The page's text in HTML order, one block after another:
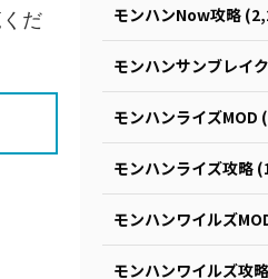
だ
モンハンNow攻略
モンハンサンブレイ
モンハンライズMOD
モンハンライズ攻略
モンハンワイルズ
モンハンワイルズ攻